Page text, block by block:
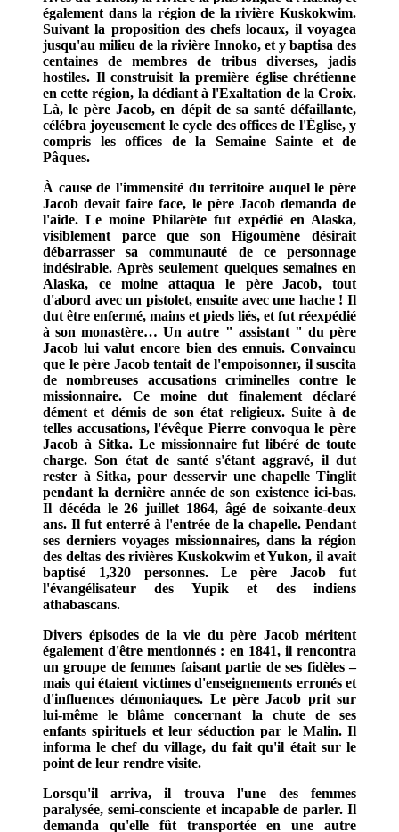
également dans la région de la rivière Kuskokwim.
Suivant la proposition des chefs locaux, il voyagea
jusqu'au milieu de la rivière Innoko, et y baptisa des
centaines de membres de tribus diverses, jadis
hostiles. Il construisit la première église chrétienne
en cette région, la dédiant à l'Exaltation de la Croix.
Là, le père Jacob, en dépit de sa santé défaillante,
célébra joyeusement le cycle des offices de l'Église, y
compris les offices de la Semaine Sainte et de
Pâques.
À cause de l'immensité du territoire auquel le père
Jacob devait faire face, le père Jacob demanda de
l'aide. Le moine Philarète fut expédié en Alaska,
visiblement parce que son Higoumène désirait
débarrasser sa communauté de ce personnage
indésirable. Après seulement quelques semaines en
Alaska, ce moine attaqua le père Jacob, tout
d'abord avec un pistolet, ensuite avec une hache ! Il
dut être enfermé, mains et pieds liés, et fut réexpédié
à son monastère… Un autre " assistant " du père
Jacob lui valut encore bien des ennuis. Convaincu
que le père Jacob tentait de l'empoisonner, il suscita
de nombreuses accusations criminelles contre le
missionnaire. Ce moine dut finalement déclaré
dément et démis de son état religieux. Suite à de
telles accusations, l'évêque Pierre convoqua le père
Jacob à Sitka. Le missionnaire fut libéré de toute
charge. Son état de santé s'étant aggravé, il dut
rester à Sitka, pour desservir une chapelle Tinglit
pendant la dernière année de son existence ici-bas.
Il décéda le 26 juillet 1864, âgé de soixante-deux
ans. Il fut enterré à l'entrée de la chapelle. Pendant
ses derniers voyages missionnaires, dans la région
des deltas des rivières Kuskokwim et Yukon, il avait
baptisé 1,320 personnes. Le père Jacob fut
l'évangélisateur des Yupik et des indiens
athabascans.
Divers épisodes de la vie du père Jacob méritent
également d'être mentionnés : en 1841, il rencontra
un groupe de femmes faisant partie de ses fidèles –
mais qui étaient victimes d'enseignements erronés et
d'influences démoniaques. Le père Jacob prit sur
lui-même le blâme concernant la chute de ses
enfants spirituels et leur séduction par le Malin. Il
informa le chef du village, du fait qu'il était sur le
point de leur rendre visite.
Lorsqu'il arriva, il trouva l'une des femmes
paralysée, semi-consciente et incapable de parler. Il
demanda qu'elle fût transportée en une autre